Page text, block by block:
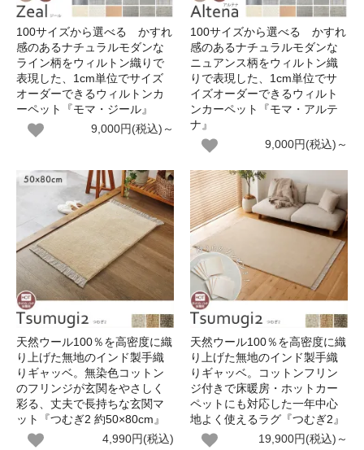
100サイズから選べる かすれ
感のあるナチュラルモダンな
ライン柄をウィルトン織りで
表現した、1cm単位でサイズ
オーダーできるウィルトンカ
ーペット『モマ・ジール』
9,000円(税込)～
100サイズから選べる かすれ
感のあるナチュラルモダンな
ニュアンス柄をウィルトン織
りで表現した、1cm単位でサ
イズオーダーできるウィルト
ンカーペット『モマ・アルテ
ナ』
9,000円(税込)～
天然ウール100％を高密度に織
り上げた無地のインド製手織
りギャッベ。無染色コットン
のフリンジが玄関をやさしく
彩る、丈夫で長持ちな玄関マ
ット『つむぎ2 約50×80cm』
4,990円(税込)
天然ウール100％を高密度に織
り上げた無地のインド製手織
りギャッベ。コットンフリン
ジ付きで床暖房・ホットカー
ペットにも対応した一年中心
地よく使えるラグ『つむぎ2』
19,900円(税込)～